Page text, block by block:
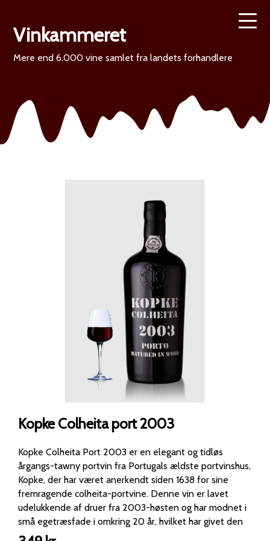
Vinkammeret
Mere end 6.000 vine samlet fra landets forhandlere
Kopke Colheita port 2003
Kopke Colheita Port 2003 er en elegant og tidløs
årgangs-tawny portvin fra Portugals ældste portvinshus,
Kopke, der har været anerkendt siden 1638 for sine
fremragende colheita-portvine. Denne vin er lavet
udelukkende af druer fra 2003-høsten og har modnet i
små egetræsfade i omkring 20 år, hvilket har givet den
en dyb, kompleks og afrundet smagsprofil. Årgangen